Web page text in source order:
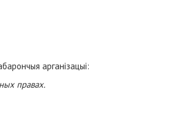
арганізацыі:
правах.